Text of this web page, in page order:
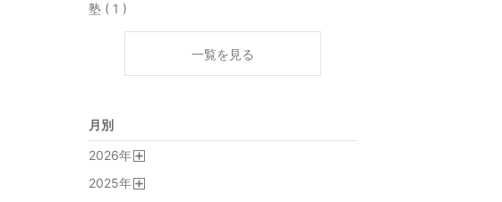
塾 ( 1 )
一覧を見る
月別
2026年
2025年